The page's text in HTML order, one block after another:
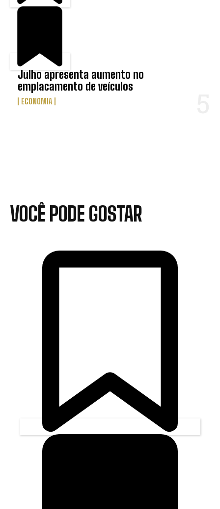
Julho apresenta aumento no
emplacamento de veículos
ECONOMIA
VOCÊ PODE GOSTAR